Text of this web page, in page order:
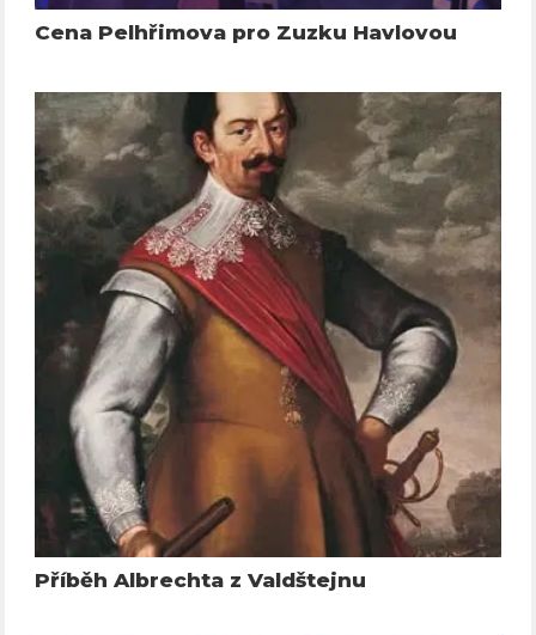
Cena Pelhřimova pro Zuzku Havlovou
Příběh Albrechta z Valdštejnu